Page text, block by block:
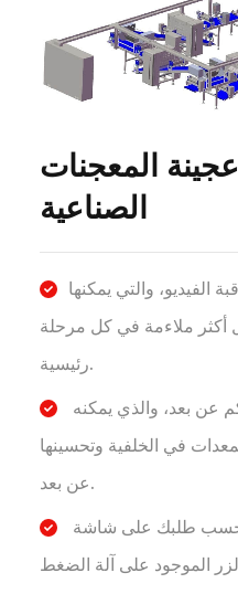
المعجنات
الصناعية
الفيديو، والتي يمكنها
أكثر ملاءمة في كل مرحلة
رئيسية.
في الخلفية وتحسينها
عن بعد.